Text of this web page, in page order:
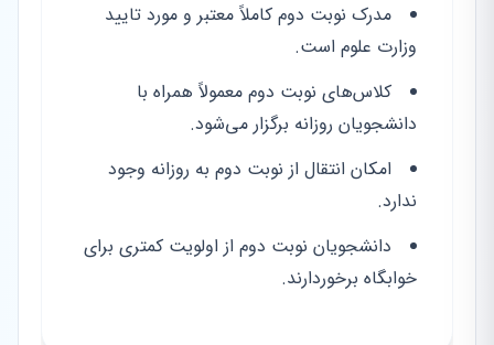
مدرک نوبت دوم کاملاً معتبر و مورد تایید
وزارت علوم است.
کلاس‌های نوبت دوم معمولاً همراه با
دانشجویان روزانه برگزار می‌شود.
امکان انتقال از نوبت دوم به روزانه وجود
ندارد.
دانشجویان نوبت دوم از اولویت کمتری برای
خوابگاه برخوردارند.